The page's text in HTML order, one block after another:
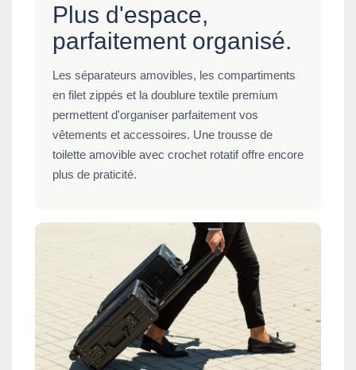
Plus d'espace,
parfaitement organisé.
Les séparateurs amovibles, les compartiments
en filet zippés et la doublure textile premium
permettent d'organiser parfaitement vos
vêtements et accessoires. Une trousse de
toilette amovible avec crochet rotatif offre encore
plus de praticité.